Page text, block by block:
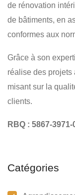
de rénovation
de bâtiments, en
conformes aux
Grâce à son
réalise des projets
misant sur la
clients.
RBQ : 5867-3971-
Catégories